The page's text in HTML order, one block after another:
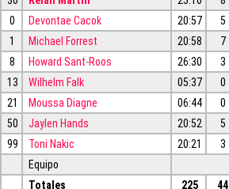
0
Devontae Cacok 20:57 5
1
Michael Forrest 20:58 7
8
Howard Sant-Roos 26:30 3
13
Wilhelm Falk 05:37 0
21
Moussa Diagne 06:44 0
50
Jaylen Hands 20:52 5
99
Toni Nakic 20:21 3
Equipo
Totales
225 44